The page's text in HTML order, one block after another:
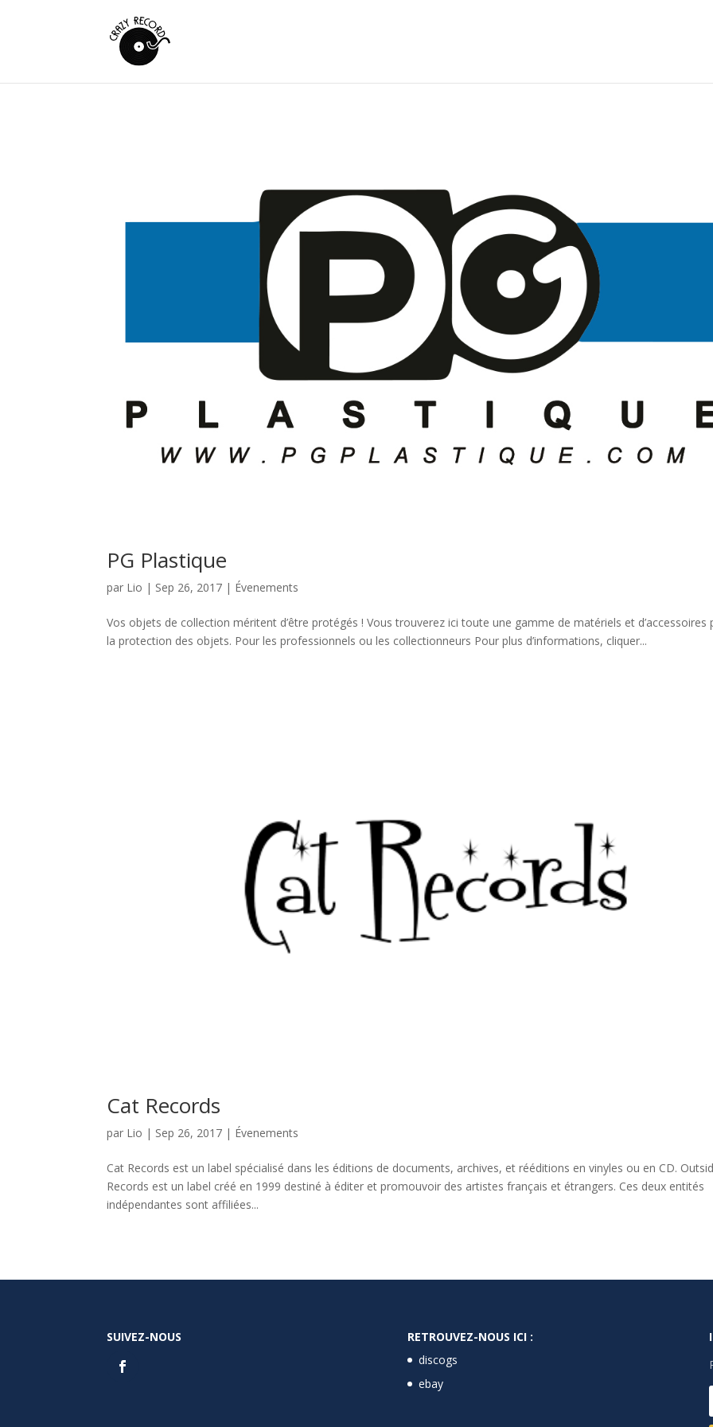
PG Plastique
par Lio | Sep 26, 2017 | Évenements
Vos objets de collection méritent d’être protégés ! Vous trouverez ici toute une gamme de matériels et d’accessoires
la protection des objets. Pour les professionnels ou les collectionneurs Pour plus d’informations, cliquer...
Cat Records
par Lio | Sep 26, 2017 | Évenements
Cat Records est un label spécialisé dans les éditions de documents, archives, et rééditions en vinyles ou en CD.
Records est un label créé en 1999 destiné à éditer et promouvoir des artistes français et étrangers. Ces deux entités
indépendantes sont affiliées...
SUIVEZ-NOUS
RETROUVEZ-NOUS ICI :
discogs
ebay